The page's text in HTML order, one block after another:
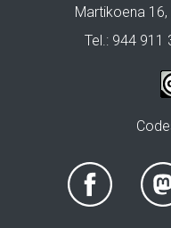
Martikoena
Tel.: 944 911